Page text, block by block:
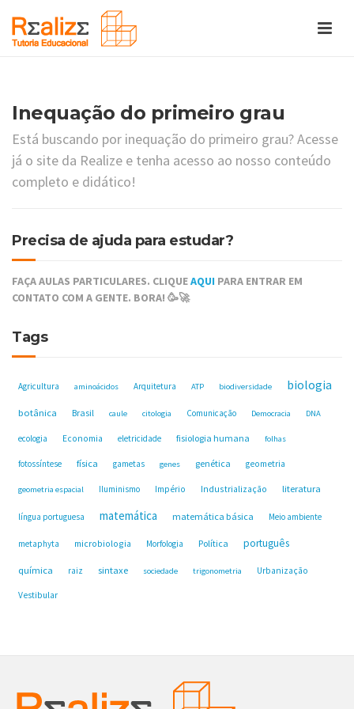
Inequação do primeiro grau
Está buscando por inequação do primeiro grau? Acesse
já o site da Realize e tenha acesso ao nosso conteúdo
completo e didático!
Precisa de ajuda para estudar?
FAÇA AULAS PARTICULARES. CLIQUEAQUI PARA ENTRAR EM
CONTATO COM A GENTE. BORA! 🥳🚀
Tags
Agricultura aminoácidos Arquitetura ATP biodiversidade biologia
botânica Brasil caule citologia Comunicação Democracia DNA
ecologia Economia eletricidade fisiologia humana folhas
fotossíntese física gametas genes genética geometria
geometria espacial Iluminismo Império Industrialização literatura
língua portuguesa matemática matemática básica Meio ambiente
metaphyta microbiologia Morfologia Política português
química raiz sintaxe sociedade trigonometria Urbanização
Vestibular